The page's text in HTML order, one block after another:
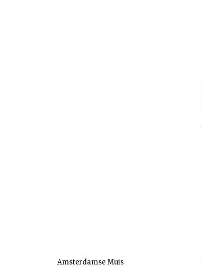
Amsterdamse Muis